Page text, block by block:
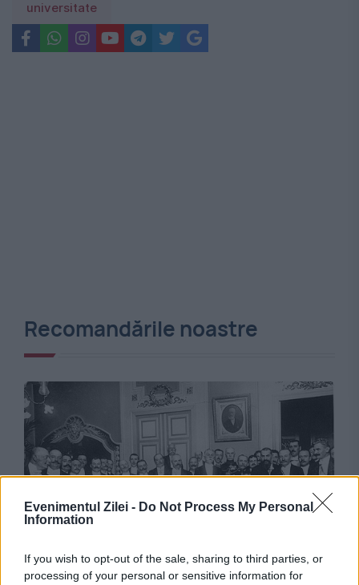
Evenimentul Zilei - Do Not Process My Personal
Information
If you wish to opt-out of the sale, sharing to third parties, or
processing of your personal or sensitive information for
universitate
Recomandările noastre
La 10 august 1913, o memorabilă pagină în